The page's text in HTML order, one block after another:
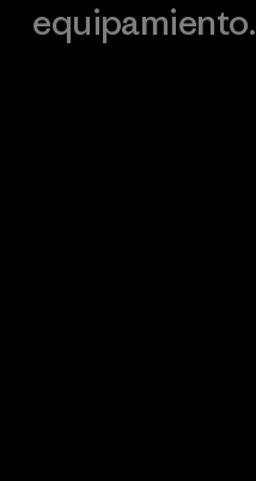
equipamiento.